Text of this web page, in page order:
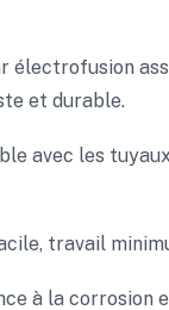
électrofusion
et durable.
avec les
travail
à la corrosion